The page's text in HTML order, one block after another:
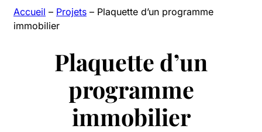
Accueil – Projets – Plaquette d’un programme
immobilier
Plaquette d’un
programme
immobilier